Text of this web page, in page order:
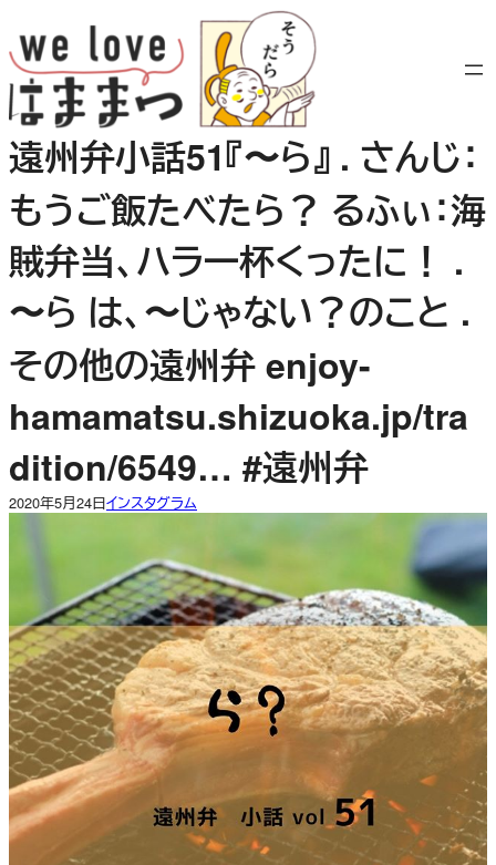
容
を
ス
キ
ッ
プ
遠州弁小話51『〜ら』 . さんじ：
もうご飯たべたら？ るふぃ：海
賊弁当、ハラ一杯くったに！ .
〜ら は、〜じゃない？のこと .
その他の遠州弁 enjoy-
hamamatsu.shizuoka.jp/tra
dition/6549… #遠州弁
2020年5月24日インスタグラム